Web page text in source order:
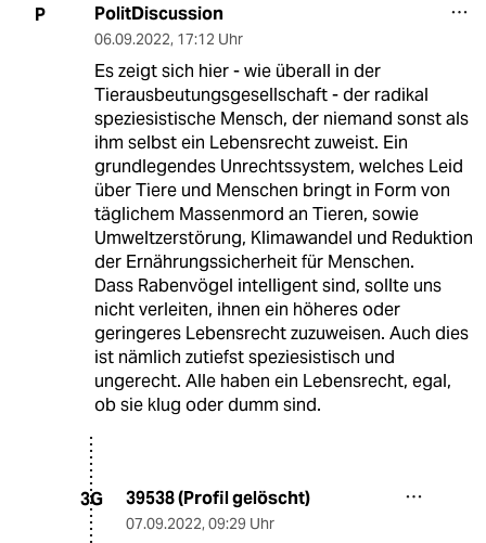
P PolitDiscussion
06.09.2022, 17:12 Uhr
Es zeigt sich hier - wie überall in der
Tierausbeutungsgesellschaft - der radikal
speziesistische Mensch, der niemand sonst als
ihm selbst ein Lebensrecht zuweist. Ein
grundlegendes Unrechtssystem, welches Leid
über Tiere und Menschen bringt in Form von
täglichem Massenmord an Tieren, sowie
Umweltzerstörung, Klimawandel und Reduktion
der Ernährungssicherheit für Menschen.
Dass Rabenvögel intelligent sind, sollte uns
nicht verleiten, ihnen ein höheres oder
geringeres Lebensrecht zuzuweisen. Auch dies
ist nämlich zutiefst speziesistisch und
ungerecht. Alle haben ein Lebensrecht, egal,
ob sie klug oder dumm sind.
3G 39538 (Profil gelöscht)
07.09.2022, 09:29 Uhr